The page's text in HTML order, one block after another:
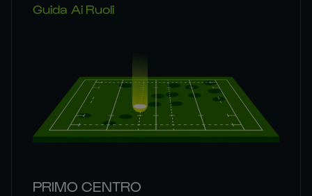
Guida Ai Ruoli
PRIMO CENTRO